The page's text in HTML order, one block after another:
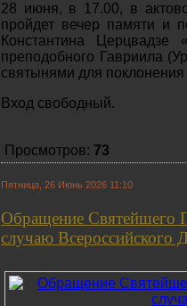
28 июня, в 17.00, в
пройдет вечер памяти и
Константина
преподобного Гавриила
святынями для
Вход свободный.
Просмотров: 73
Пятница, 26 Июнь 2026 11:10
Обращение Святейшего
случаю Всероссийского